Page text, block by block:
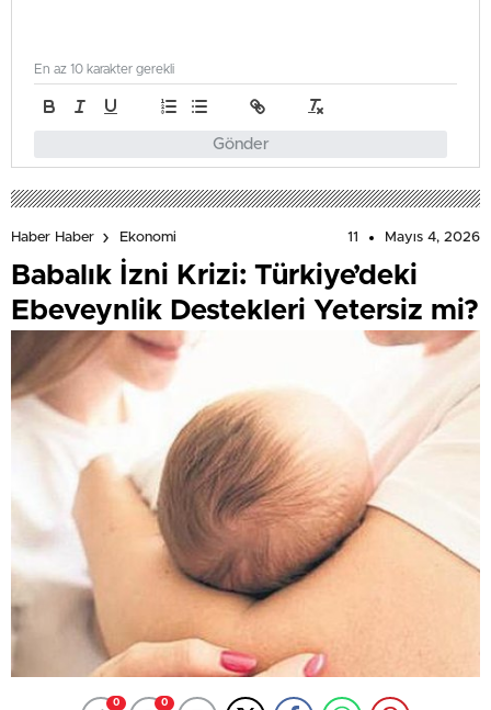
Gönder
En az 10 karakter gerekli
Haber Haber Ekonomi 11 Mayıs 4, 2026
Babalık İzni Krizi: Türkiye’deki
Ebeveynlik Destekleri Yetersiz mi?
0 0